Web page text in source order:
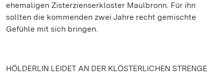
ehemaligen Zisterzienserkloster Maulbronn. Für ihn
sollten die kommenden zwei Jahre recht gemischte
Gefühle mit sich bringen.
HÖLDERLIN LEIDET AN DER KLÖSTERLICHEN STRENGE